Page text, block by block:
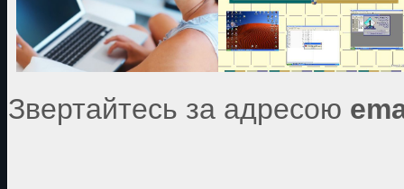
Звертайтесь за адресою